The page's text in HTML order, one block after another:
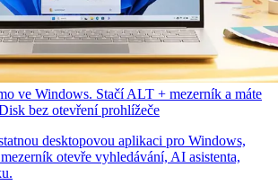
ve Windows. Stačí ALT + mezerník a máte
bez otevření prohlížeče
desktopovou aplikaci pro Windows,
otevře vyhledávání, AI asistenta,